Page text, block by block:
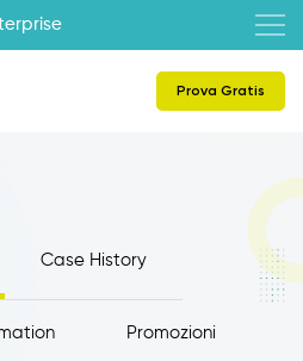
Prova Gratis
Case History
Promozioni